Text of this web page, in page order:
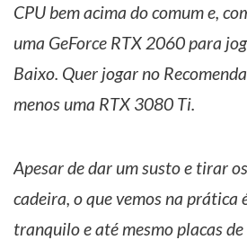
CPU bem acima do comum e,
uma GeForce RTX 2060 para
Baixo. Quer jogar no
menos uma RTX 3080 Ti.
Apesar de dar um susto e tirar
cadeira, o que vemos na prática
tranquilo e até mesmo placas